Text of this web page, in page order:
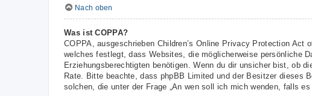
Nach oben
Was ist COPPA?
COPPA, ausgeschrieben Children’s Online Privacy Protection
welches festlegt, dass Websites, die möglicherweise persönliche
Erziehungsberechtigten benötigen. Wenn du dir unsicher bist, ob
Rate. Bitte beachte, dass phpBB Limited und der Besitzer dieses
solchen, die unter der Frage „An wen soll ich mich wenden, falls